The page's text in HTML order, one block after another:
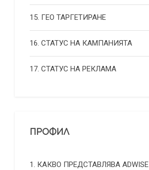
15. ГЕО ТАРГЕТИРАНЕ
16. СТАТУС НА КАМПАНИЯТА
17. СТАТУС НА РЕКЛАМА
ПРОФИЛ
1. КАКВО ПРЕДСТАВЛЯВА ADWISE